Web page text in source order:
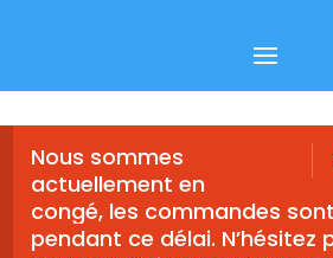
Nous sommes
actuellement en
congé, les commandes
pendant ce délai. N’hésitez